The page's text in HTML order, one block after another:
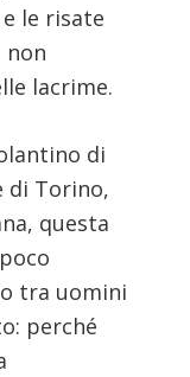
le risate
non
lacrime.
di
di Torino,
questa
tra uomini
perché